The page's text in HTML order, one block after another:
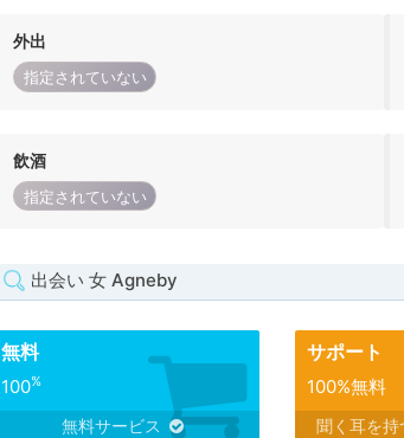
外出
指定されていない
飲酒
指定されていない
出会い 女 Agneby
無料
100%
無料サービス
サポート
100%無料
聞く耳を持